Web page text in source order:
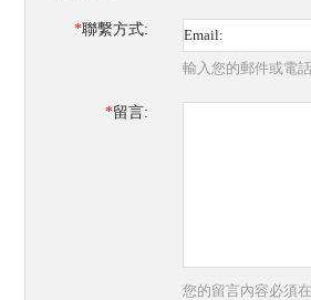
*聯繫方式:
輸入您的郵件或電話
*留言:
您的留言內容必須